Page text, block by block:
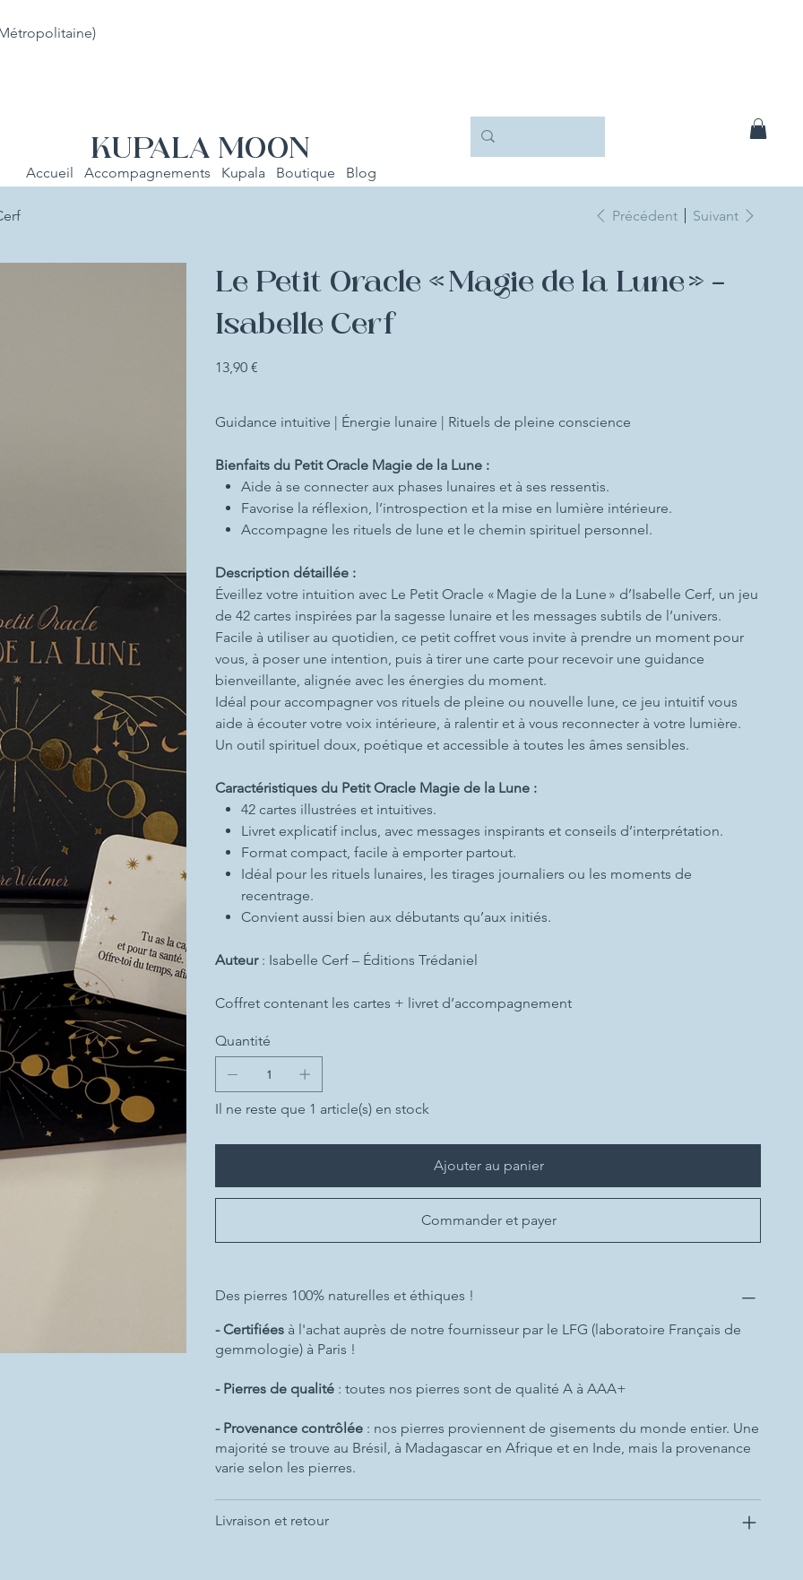
Métropolitaine)
Accueil Accompagnements Kupala Boutique Blog
KUPALA MOON
Précédent Suivant
Le Petit Oracle « Magie de la Lune » –
Isabelle Cerf
Prix
13,90 €
Guidance intuitive | Énergie lunaire | Rituels de pleine conscience
Bienfaits du Petit Oracle Magie de la Lune :
Aide à se connecter aux phases lunaires et à ses ressentis.
Favorise la réflexion, l’introspection et la mise en lumière intérieure.
Accompagne les rituels de lune et le chemin spirituel personnel.
Description détaillée :
Éveillez votre intuition avec Le Petit Oracle « Magie de la Lune » d’Isabelle Cerf, un jeu
de 42 cartes inspirées par la sagesse lunaire et les messages subtils de l’univers.
Facile à utiliser au quotidien, ce petit coffret vous invite à prendre un moment pour
vous, à poser une intention, puis à tirer une carte pour recevoir une guidance
bienveillante, alignée avec les énergies du moment.
Idéal pour accompagner vos rituels de pleine ou nouvelle lune, ce jeu intuitif vous
aide à écouter votre voix intérieure, à ralentir et à vous reconnecter à votre lumière.
Un outil spirituel doux, poétique et accessible à toutes les âmes sensibles.
Caractéristiques du Petit Oracle Magie de la Lune :
42 cartes illustrées et intuitives.
Livret explicatif inclus, avec messages inspirants et conseils d’interprétation.
Format compact, facile à emporter partout.
Idéal pour les rituels lunaires, les tirages journaliers ou les moments de
recentrage.
Convient aussi bien aux débutants qu’aux initiés.
Auteur : Isabelle Cerf – Éditions Trédaniel
Coffret contenant les cartes + livret d’accompagnement
Quantité
Il ne reste que 1 article(s) en stock
Ajouter au panier
Commander et payer
Des pierres 100% naturelles et éthiques !
- Certifiées à l'achat auprès de notre fournisseur par le LFG (laboratoire Français de
gemmologie) à Paris !
- Pierres de qualité : toutes nos pierres sont de qualité A à AAA+
- Provenance contrôlée : nos pierres proviennent de gisements du monde entier. Une
majorité se trouve au Brésil, à Madagascar en Afrique et en Inde, mais la provenance
varie selon les pierres.
Livraison et retour